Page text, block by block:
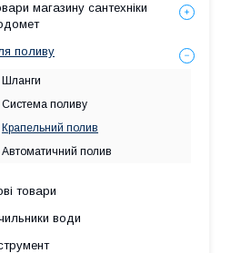
магазину сантехніки
поливу
Шланги
Система поливу
Крапельний полив
Автоматичний полив
товари
води